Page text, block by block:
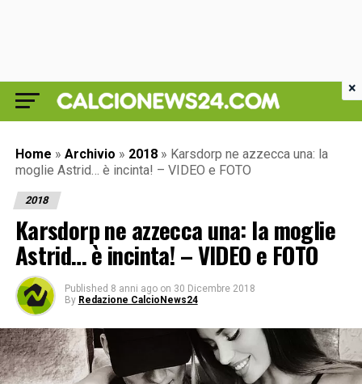
Home » Archivio » 2018 » Karsdorp ne azzecca una: la
moglie Astrid… è incinta! – VIDEO e FOTO
2018
Karsdorp ne azzecca una: la moglie
Astrid… è incinta! – VIDEO e FOTO
Published 8 anni ago on 30 Dicembre 2018
By Redazione CalcioNews24
×